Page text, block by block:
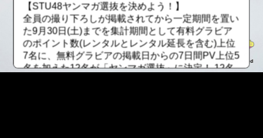
【STU48ヤンマガ選抜を決めよう！】
全員の撮り下ろしが掲載されてから一定期間を置い
た9月30日(土)までを集計期間として有料グラビア
のポイント数(レンタルとレンタル延長を含む)上位
7名に、無料グラビアの掲載日からの7日間PV上位5
名を加えた12名が「ヤンマガ選抜」に決定！ 12名